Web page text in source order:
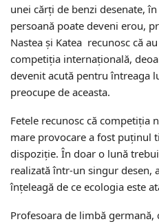
unei cărți de benzi desenate,
persoană poate deveni erou,
Nastea și Katea recunosc că
competiția internațională,
devenit acută pentru întreaga
preocupe de aceasta.
Fetele recunosc că competiția
mare provocare a fost puținul
dispoziție. În doar o lună
realizată într-un singur desen,
înțeleagă de ce ecologia este
Profesoara de limbă germană,